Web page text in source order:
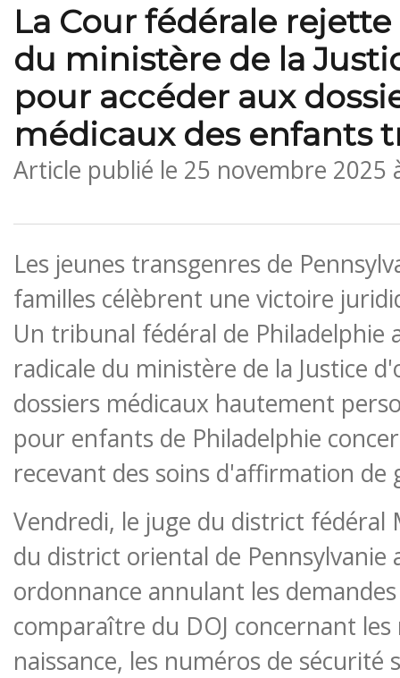
La Cour fédérale
du ministère de la
pour accéder aux
médicaux des enfants
Article publié le 25 novembre 2025
Les jeunes transgenres de
familles célèbrent une victoire
Un tribunal fédéral de Philadelphie
radicale du ministère de la Justice
dossiers médicaux hautement
pour enfants de Philadelphie
recevant des soins d'affirmation de
Vendredi, le juge du district fédéral
du district oriental de Pennsylvanie
ordonnance annulant les
comparaître du DOJ concernant les
naissance, les numéros de sécurité